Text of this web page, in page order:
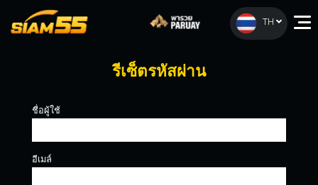
TH
รีเซ็ตรหัสผ่าน
ชื่อผู้ใช้
อีเมล์